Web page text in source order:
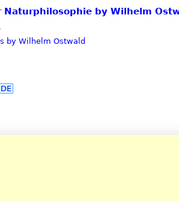
by Wilhelm
by Wilhelm Ostwald